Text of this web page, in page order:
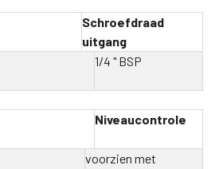
Schroefdraad
uitgang
1/4 " BSP
Niveaucontrole
voorzien met